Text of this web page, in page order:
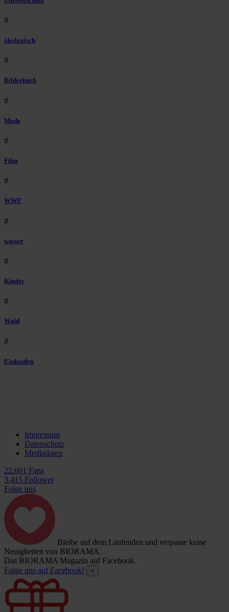
#
ökologisch
#
Bilderbuch
#
Mode
#
Film
#
WWF
#
wasser
#
Kinder
#
Wald
#
Einkaufen
Impressum
Datenschutz
Mediadaten
22.601 Fans
3.415 Follower
Folge uns
Bleibe auf dem Laufenden und verpasse keine
Neuigkeiten von BIORAMA.
Das BIORAMA Magazin auf Facebook.
Folge uns auf Facebook!
×